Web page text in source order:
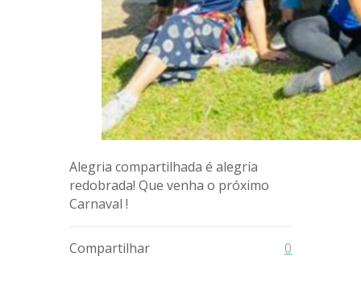
Alegria compartilhada é alegria
redobrada! Que venha o próximo
Carnaval !
Compartilhar 0